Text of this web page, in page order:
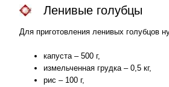
Ленивые голубцы
Для приготовления ленивых голубцов
капуста – 500 г,
измельченная грудка – 0,5 кг,
рис – 100 г,